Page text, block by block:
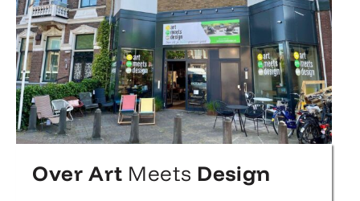
Over Art Meets Design